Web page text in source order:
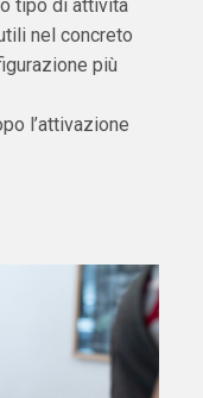
tipo di attività
nel concreto
più
l’attivazione